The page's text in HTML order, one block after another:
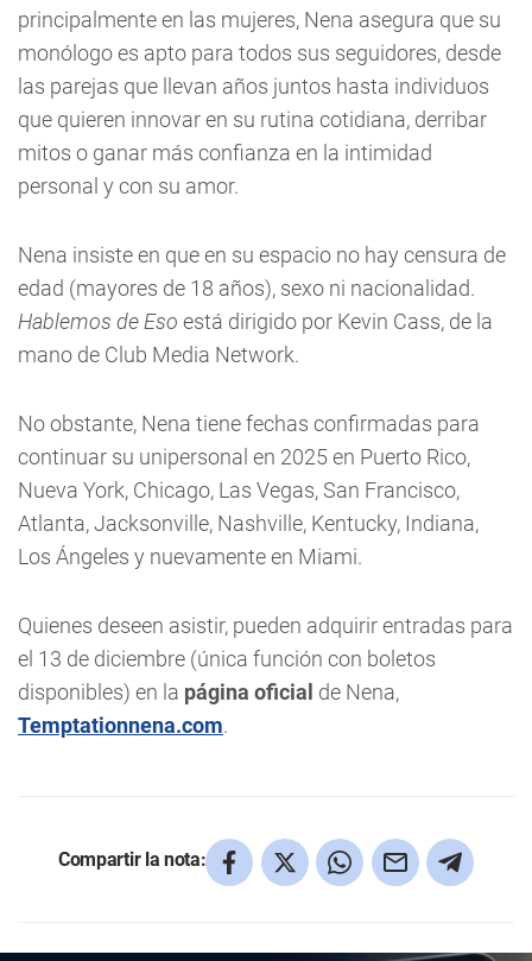
principalmente en las mujeres, Nena asegura que su
monólogo es apto para todos sus seguidores, desde
las parejas que llevan años juntos hasta individuos
que quieren innovar en su rutina cotidiana, derribar
mitos o ganar más confianza en la intimidad
personal y con su amor.
Nena insiste en que en su espacio no hay censura de
edad (mayores de 18 años), sexo ni nacionalidad.
Hablemos de Eso está dirigido por Kevin Cass, de la
mano de Club Media Network.
No obstante, Nena tiene fechas confirmadas para
continuar su unipersonal en 2025 en Puerto Rico,
Nueva York, Chicago, Las Vegas, San Francisco,
Atlanta, Jacksonville, Nashville, Kentucky, Indiana,
Los Ángeles y nuevamente en Miami.
Quienes deseen asistir, pueden adquirir entradas para
el 13 de diciembre (única función con boletos
disponibles) en la página oficial de Nena,
Temptationnena.com.
Compartir la nota: